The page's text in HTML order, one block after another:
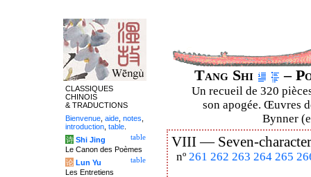
Tang Shi –
Un recueil de 320
son apogée. Œuvres
Bynner
VIII — Seven-
nº 261 262 263 264 265
CLASSIQUES
CHINOIS
& TRADUCTIONS
Bienvenue aide notes
introduction table
table
诗 Shi Jing
Le Canon des Poèmes
table
论 Lun Yu
Les Entretiens